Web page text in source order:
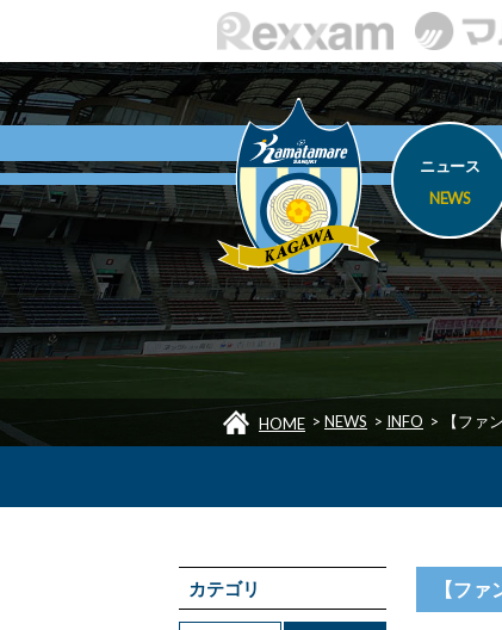
ニュース
NEWS
HOME > NEWS > INFO > 【ファ
カテゴリ 【フ